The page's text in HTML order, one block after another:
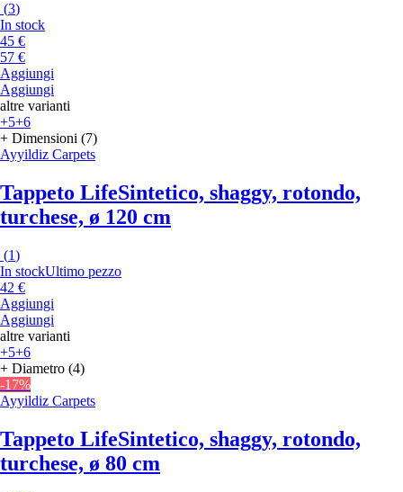
(3)
In stock
45 €
57 €
Aggiungi
Aggiungi
altre varianti
+5+6
+ Dimensioni (7)
Ayyildiz Carpets
Tappeto LifeSintetico, shaggy, rotondo,
turchese, ø 120 cm
(1)
In stockUltimo pezzo
42 €
Aggiungi
Aggiungi
altre varianti
+5+6
+ Diametro (4)
-17%
Ayyildiz Carpets
Tappeto LifeSintetico, shaggy, rotondo,
turchese, ø 80 cm